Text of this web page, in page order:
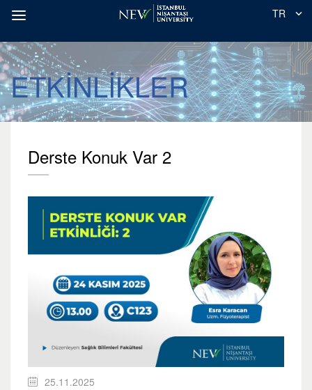
TR
ETKİNLİKLER
Derste Konuk Var 2
25.11.2025